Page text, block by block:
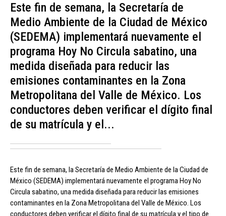
Este fin de semana, la Secretaría de
Medio Ambiente de la Ciudad de México
(SEDEMA) implementará nuevamente el
programa Hoy No Circula sabatino, una
medida diseñada para reducir las
emisiones contaminantes en la Zona
Metropolitana del Valle de México. Los
conductores deben verificar el dígito final
de su matrícula y el...
Este fin de semana, la Secretaría de Medio Ambiente de la Ciudad de
México (SEDEMA) implementará nuevamente el programa Hoy No
Circula sabatino, una medida diseñada para reducir las emisiones
contaminantes en la Zona Metropolitana del Valle de México. Los
conductores deben verificar el dígito final de su matrícula y el tipo de